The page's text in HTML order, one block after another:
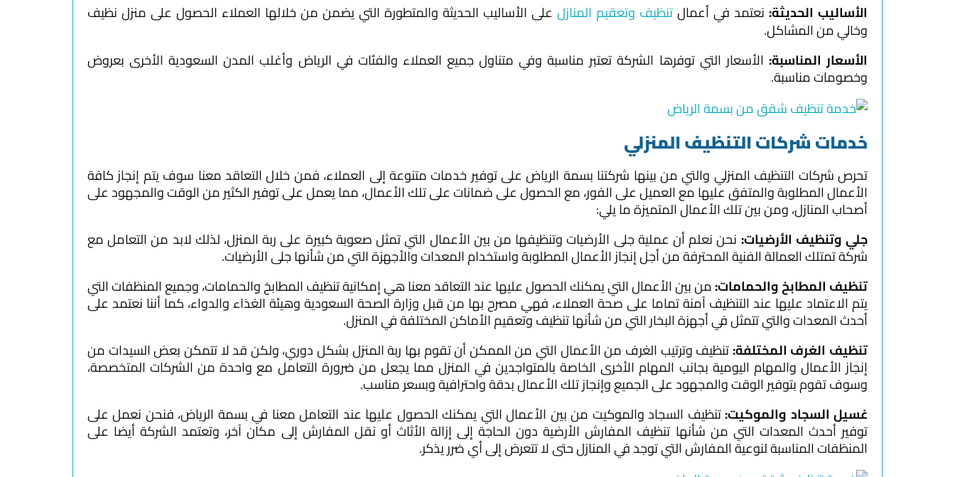
الأساليب الحديثة: نعتمد في أعمالتنظيف وتعقيم المنازل على الأساليب الحديثة والمتطورة التي يضمن من خلالها العملاء الحصول على منزل نظيف
وخالي من المشاكل.
الأسعار المناسبة: الأسعار التي توفرها الشركة تعتبر مناسبة وفي متناول جميع العملاء والفئات في الرياض وأغلب المدن السعودية الأخرى بعروض
وخصومات مناسبة.
خدمات شركات التنظيف المنزلي
تحرص شركات التنظيف المنزلي والتي من بينها شركتنا بسمة الرياض على توفير خدمات متنوعة إلى العملاء، فمن خلال التعاقد معنا سوف يتم إنجاز كافة
الأعمال المطلوبة والمتفق عليها مع العميل على الفور، مع الحصول على ضمانات على تلك الأعمال، مما يعمل على توفير الكثير من الوقت والمجهود على
أصحاب المنازل، ومن بين تلك الأعمال المتميزة ما يلي:
جلي وتنظيف الأرضيات: نحن نعلم أن عملية جلى الأرضيات وتنظيفها من بين الأعمال التي تمثل صعوبة كبيرة على ربة المنزل، لذلك لابد من التعامل مع
شركة تمتلك العمالة الفنية المحترفة من أجل إنجاز الأعمال المطلوبة واستخدام المعدات والأجهزة التي من شأنها جلى الأرضيات.
تنظيف المطابخ والحمامات:من بين الأعمال التي يمكنك الحصول عليها عند التعاقد معنا هي إمكانية تنظيف المطابخ والحمامات، وجميع المنظفات التي
يتم الاعتماد عليها عند التنظيف آمنة تماما على صحة العملاء، فهي مصرح بها من قبل وزارة الصحة السعودية وهيئة الغذاء والدواء، كما أننا نعتمد على
أحدث المعدات والتي تتمثل في أجهزة البخار التي من شأنها تنظيف وتعقيم الأماكن المختلفة في المنزل.
تنظيف الغرف المختلفة:تنظيف وترتيب الغرف من الأعمال التي من الممكن أن تقوم بها ربة المنزل بشكل دوري، ولكن قد لا تتمكن بعض السيدات من
إنجاز الأعمال والمهام اليومية بجانب المهام الأخرى الخاصة بالمتواجدين في المنزل مما يجعل من ضرورة التعامل مع واحدة من الشركات المتخصصة،
وسوف تقوم بتوفير الوقت والمجهود على الجميع وإنجاز تلك الأعمال بدقة واحترافية وبسعر مناسب.
غسيل السجاد والموكيت:تنظيف السجاد والموكيت من بين الأعمال التي يمكنك الحصول عليها عند التعامل معنا في بسمة الرياض، فنحن نعمل على
توفير أحدث المعدات التي من شأنها تنظيف المفارش الأرضية دون الحاجة إلى إزالة الأثاث أو نقل المفارش إلى مكان آخر، وتعتمد الشركة أيضا على
المنظفات المناسبة لنوعية المفارش التي توجد في المنازل حتى لا تتعرض إلى أي ضرر يذكر.